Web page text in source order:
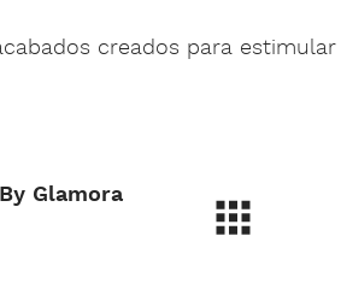
creados para
Glamora